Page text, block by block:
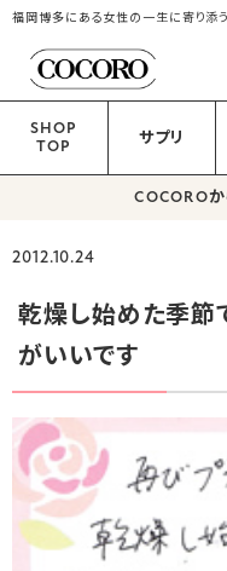
福岡博多にある女性の一生に寄り添
SHOP
TOP
サプリ
COCORO
2012.10.24
乾燥し始めた季節
がいいです